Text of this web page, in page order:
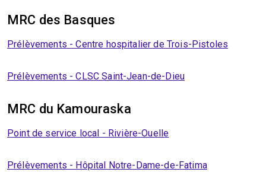
MRC des Basques
Prélèvements - Centre hospitalier de Trois-Pistoles
Prélèvements - CLSC Saint-Jean-de-Dieu
MRC du Kamouraska
Point de service local - Rivière-Ouelle
Prélèvements - Hôpital Notre-Dame-de-Fatima